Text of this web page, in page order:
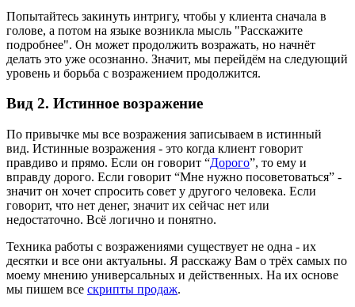
Попытайтесь закинуть интригу, чтобы у клиента сначала в
голове, а потом на языке возникла мысль "Расскажите
подробнее". Он может продолжить возражать, но начнёт
делать это уже осознанно. Значит, мы перейдём на следующий
уровень и борьба с возражением продолжится.
Вид 2. Истинное возражение
По привычке мы все возражения записываем в истинный
вид. Истинные возражения - это когда клиент говорит
правдиво и прямо. Если он говорит “Дорого”, то ему и
вправду дорого. Если говорит “Мне нужно посоветоваться” -
значит он хочет спросить совет у другого человека. Если
говорит, что нет денег, значит их сейчас нет или
недостаточно. Всё логично и понятно.
Техника работы с возражениями существует не одна - их
десятки и все они актуальны. Я расскажу Вам о трёх самых по
моему мнению универсальных и действенных. На их основе
мы пишем все скрипты продаж.